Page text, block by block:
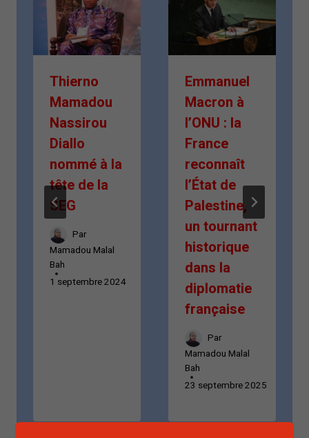
Thierno
Mamadou
Nassirou
Diallo
nommé à la
tête de la
SEG
Par
Mamadou Malal
Bah
1 septembre 2024
Emmanuel
Macron à
l’ONU : la
France
reconnaît
l’État de
Palestine,
un tournant
historique
dans la
diplomatie
française
Par
Mamadou Malal
Bah
23 septembre 2025